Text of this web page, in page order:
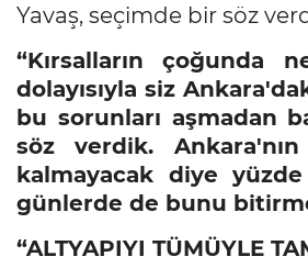
Yavaş, seçimde bir söz
“Kırsalların çoğunda
dolayısıyla siz
bu sorunları aşmadan
söz verdik.
kalmayacak diye
günlerde de bunu
“ALTYAPIYI TÜMÜYLE